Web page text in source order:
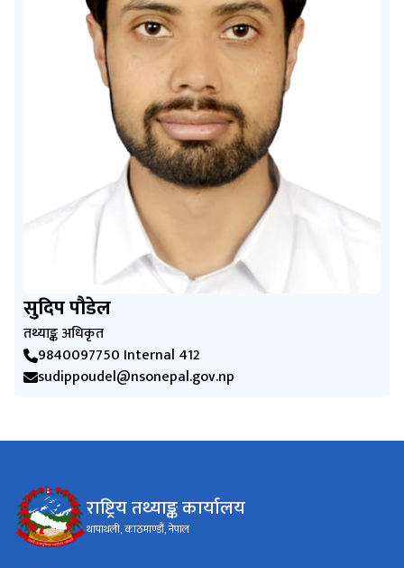
सुदिप पौडेल
तथ्याङ्क अधिकृत
9840097750 Internal 412
sudippoudel@nsonepal.gov.np
राष्ट्रिय तथ्याङ्क कार्यालय
थापाथली, काठमाण्डौं, नेपाल